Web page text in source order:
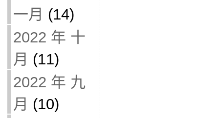
一月 (14)
2022 年 十
月 (11)
2022 年 九
月 (10)